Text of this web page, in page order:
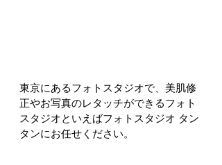
東京にあるフォトスタジオで、美肌修
正やお写真のレタッチができるフォト
スタジオといえばフォトスタジオ タン
タンにお任せください。